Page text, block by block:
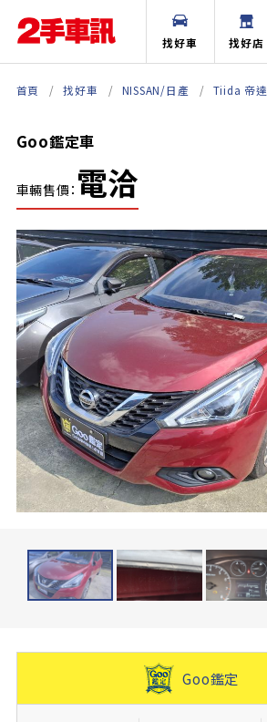
找好車 找好店
首頁 找好車 NISSAN/日產 Tiida 帝達
Goo鑑定車
車輛售價： 電洽
Goo鑑定